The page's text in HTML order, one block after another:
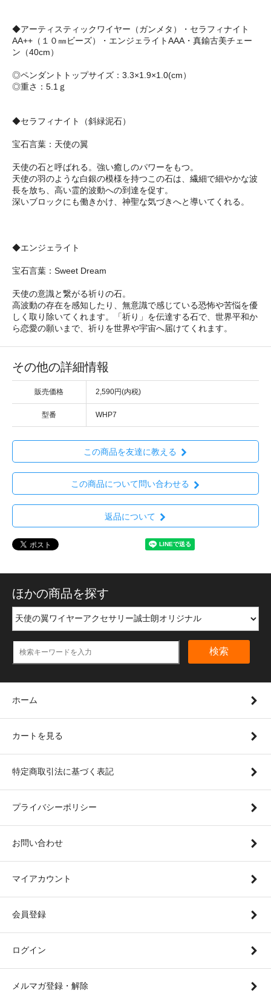
◆アーティスティックワイヤー（ガンメタ）・セラフィナイト
AA++（１０㎜ビーズ）・エンジェライトAAA・真鍮古美チェー
ン（40cm）
◎ペンダントトップサイズ：3.3×1.9×1.0(cm）
◎重さ：5.1ｇ
◆セラフィナイト（斜緑泥石）
宝石言葉：天使の翼
天使の石と呼ばれる。強い癒しのパワーをもつ。
天使の羽のような白銀の模様を持つこの石は、繊細で細やかな波
長を放ち、高い霊的波動への到達を促す。
深いブロックにも働きかけ、神聖な気づきへと導いてくれる。
◆エンジェライト
宝石言葉：Sweet Dream
天使の意識と繋がる祈りの石。
高波動の存在を感知したり、無意識で感じている恐怖や苦悩を優
しく取り除いてくれます。「祈り」を伝達する石で、世界平和か
ら恋愛の願いまで、祈りを世界や宇宙へ届けてくれます。
その他の詳細情報
販売価格 2,590円(内税)
型番 WHP7
この商品を友達に教える
この商品について問い合わせる
返品について
ほかの商品を探す
検索
ホーム
カートを見る
特定商取引法に基づく表記
プライバシーポリシー
お問い合わせ
マイアカウント
会員登録
ログイン
メルマガ登録・解除